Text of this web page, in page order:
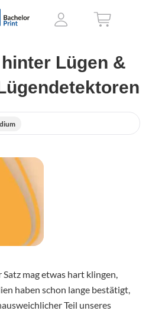
Lügen &
mag etwas hart klingen,
haben schon lange bestätigt,
Teil unseres